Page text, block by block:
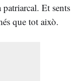
Et sents
que tot això.